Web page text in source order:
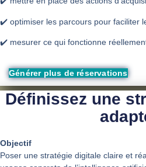
✔️ optimiser les parcours pour faciliter
✔️ mesurer ce qui fonctionne
Générer plus de réservations
Définissez une
Objectif
Poser une stratégie digitale claire et